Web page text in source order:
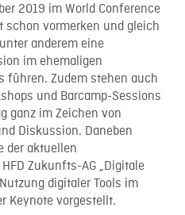
2019 im World Conference
vormerken und gleich
anderem eine
im ehemaligen
führen. Zudem stehen auch
und Barcamp-Sessions
ganz im Zeichen von
Diskussion. Daneben
der aktuellen
Zukunfts-AG „Digitale
digitaler Tools im
Keynote vorgestellt.